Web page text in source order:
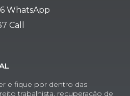
WhatsApp
Call
e fique por dentro das
trabalhista, recuperação de